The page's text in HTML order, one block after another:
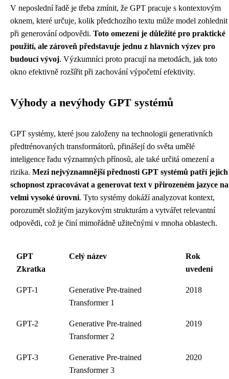
V neposlední řadě je třeba zmínit, že GPT pracuje s kontextovým
oknem, které určuje, kolik předchozího textu může model zohlednit
při generování odpovědi. Toto omezení je důležité pro praktické
použití, ale zároveň představuje jednu z hlavních výzev pro
budoucí vývoj. Výzkumníci proto pracují na metodách, jak toto
okno efektivně rozšířit při zachování výpočetní efektivity.
Výhody a nevýhody GPT systémů
GPT systémy, které jsou založeny na technologii generativních
předtrénovaných transformátorů, přinášejí do světa umělé
inteligence řadu významných přínosů, ale také určitá omezení a
rizika. Mezi nejvýznamnější přednosti GPT systémů patří jejich
schopnost zpracovávat a generovat text v přirozeném jazyce na
velmi vysoké úrovni. Tyto systémy dokáží analyzovat kontext,
porozumět složitým jazykovým strukturám a vytvářet relevantní
odpovědi, což je činí mimořádně užitečnými v mnoha oblastech.
GPT
Zkratka
Celý název
Rok
uvedení
GPT-1
Generative Pre-trained
Transformer 1
2018
GPT-2
Generative Pre-trained
Transformer 2
2019
GPT-3
Generative Pre-trained
Transformer 3
2020